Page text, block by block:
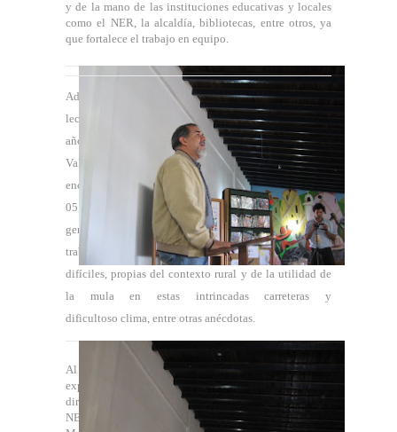
y de la mano de las instituciones educativas y locales
como el NER, la alcaldía, bibliotecas, entre otros, ya
que fortalece el trabajo en equipo.
Además intervino la Coordinadora y Promotora de
lectura del Proyecto, contando su experiencia en los
años que lleva el proyeto Bibliomula en la UVM en
Valera, los logros alcanzados entre los que se
encuentra; estar trabajando con 17 escuelas del NER
05, los beneficios para la comunidad estudiantil y en
general, así mismo expresaron la experiencia de
trabajar en un lugar con condiciones de movilidad
difíciles, propias del contexto rural y de la utilidad de
la mula en estas intrincadas carreteras y
dificultoso clima, entre otras anécdotas.
Al terminar las
exposiciones la
directora del
NER 060 Luz